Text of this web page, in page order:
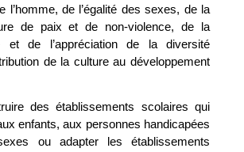
l’homme, de l’égalité des sexes, de la
de paix et de non-violence, de la
et de l’appréciation de la diversité
de la culture au développement
des établissements scolaires qui
enfants, aux personnes handicapées
ou adapter les établissements